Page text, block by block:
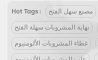
Hot Tags : مصنع سهل الفتح
نهاية المشروبات سهلة الفتح
غطاء المشروبات الألومنيوم